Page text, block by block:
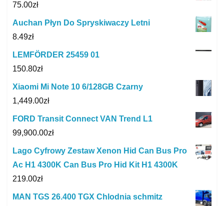
75.00zł
Auchan Płyn Do Spryskiwaczy Letni
8.49zł
LEMFÖRDER 25459 01
150.80zł
Xiaomi Mi Note 10 6/128GB Czarny
1,449.00zł
FORD Transit Connect VAN Trend L1
99,900.00zł
Lago Cyfrowy Zestaw Xenon Hid Can Bus Pro
Ac H1 4300K Can Bus Pro Hid Kit H1 4300K
219.00zł
MAN TGS 26.400 TGX Chlodnia schmitz